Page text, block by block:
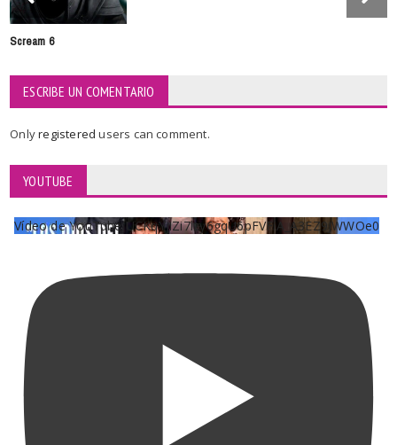
Scream 6
ESCRIBE UN COMENTARIO
Onlyregisteredusers can comment.
YOUTUBE
Vídeo de YouTube UCKqYjiZi7lzy6gqU6pFVFiA_A3EZ9JWWOe0